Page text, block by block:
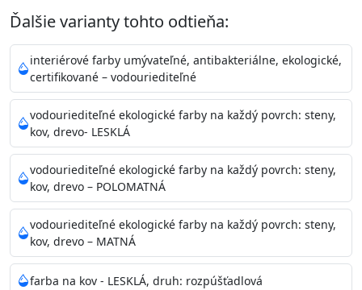
Je interiérová protiplesňová farba s iónmi
Vďaka svojmu špeciálnemu zloženiu
znižuje (o 99,9%) množstvo baktérií na povrchu náteru.
Preto jevhodná na nátery priestor s
vysokými nárokmi na hygienickú čistotu ako sú
nemocnice, pôrodnice, operačné
sály, potravinárske priestory, detské izby, školy,
škôlky, telocvične, a samozrejme je
vhodná aj do bežných priestorov. Je plne umývateľná
(trieda 2 podľa EN 13300) pri
zachovaní priedušnosti vodných pár z natretých
povrchov. Má vynikajúcu kryciu schopnosť,
vysokú výdatnosť a výborný rozliv. Je možné ju tónovať v
bohatej škále odtieňov.
Ďalšie varianty tohto odtieňa:
interiérové farby umývateľné, antibakteriálne, ekologické,
certifikované – vodouriediteľné
vodouriediteľné ekologické farby na každý povrch: steny,
kov, drevo- LESKLÁ
vodouriediteľné ekologické farby na každý povrch: steny,
kov, drevo – POLOMATNÁ
vodouriediteľné ekologické farby na každý povrch: steny,
kov, drevo – MATNÁ
farba na kov - LESKLÁ, druh: rozpúšťadlová